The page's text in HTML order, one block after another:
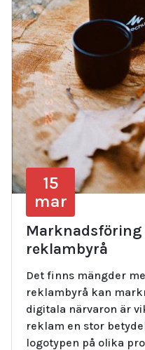
15
mar
Marknadsföring
reklambyrå
Det finns mängder
reklambyrå kan
digitala närvaron är
reklam en stor
logotypen på olika